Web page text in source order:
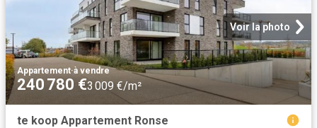
Voir la photo
Appartement·à vendre
240 780 €3 009 €/m²
te koop Appartement Ronse